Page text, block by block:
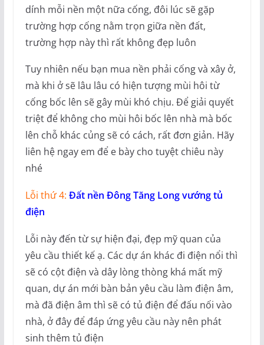
dính mỗi nền một nữa cống, đôi lúc sẽ gặp
trường hợp cống nằm trọn giữa nền đất,
trường hợp này thì rất không đẹp luôn
Tuy nhiên nếu bạn mua nền phải cống và xây ở,
mà khi ở sẽ lâu lâu có hiện tượng mùi hôi từ
cống bốc lên sẽ gây mùi khó chịu. Để giải quyết
triệt để không cho mùi hôi bốc lên nhà mà bốc
lên chỗ khác củng sẽ có cách, rất đơn giản. Hãy
liên hệ ngay em để e bày cho tuyệt chiêu này
nhé
Lỗi thứ 4: Đất nền Đông Tăng Long vướng tủ
điện
Lỗi này đến từ sự hiện đại, đẹp mỹ quan của
yêu cầu thiết kế ạ. Các dự án khác đi điện nổi thì
sẽ có cột điện và dây lòng thòng khá mất mỹ
quan, dự án mới bàn bản yêu cầu làm điện âm,
mà đã điện âm thì sẽ có tủ điện để đấu nối vào
nhà, ở đây để đáp ứng yêu cầu này nên phát
sinh thêm tủ điện